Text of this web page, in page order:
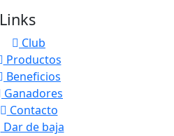
Links
Club
Productos
Beneficios
Ganadores
Contacto
Dar de baja